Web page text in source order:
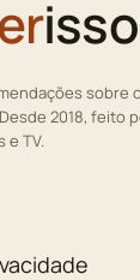
isso
sobre
2018, feito
e TV.